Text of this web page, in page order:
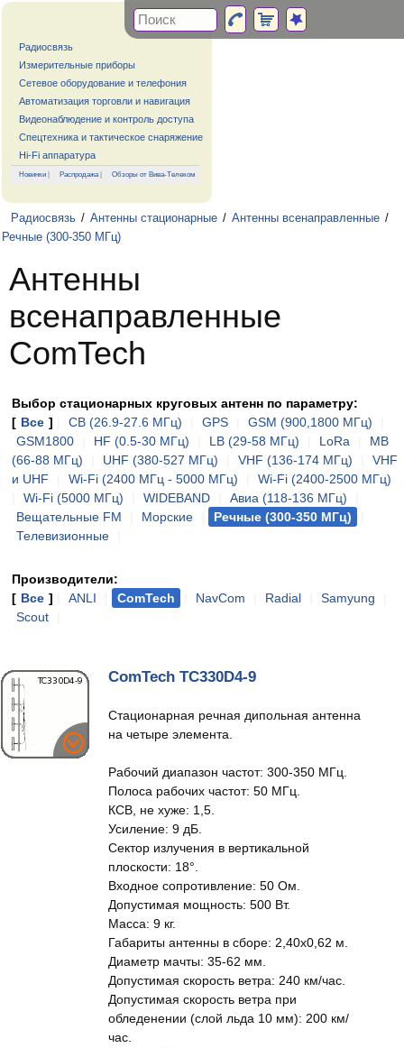
Радиосвязь
Измерительные приборы
Сетевое оборудование и телефония
Автоматизация торговли и навигация
Видеонаблюдение и контроль доступа
Спецтехника и тактическое снаряжение
Hi-Fi аппаратура
Новинки | Распродажа| Обзоры от Вива-Телеком
Радиосвязь / Антенны стационарные / Антенны всенаправленные /
Речные (300-350 МГц)
Антенны
всенаправленные
ComTech
Выбор стационарных круговых антенн по параметру:
[ Все ] CB (26.9-27.6 МГц) GPS GSM (900,1800 МГц)
GSM1800
HF (0.5-30 МГц) LB (29-58 МГц) LoRa
MB
(66-88 МГц)
UHF (380-527 МГц) VHF (136-174 МГц)
VHF
и UHF
Wi-Fi (2400 МГц - 5000 МГц)
Wi-Fi (2400-2500 МГц)
Wi-Fi (5000 МГц) WIDEBAND Авиа (118-136 МГц)
Вещательные FM
Морские Речные (300-350 МГц)
Телевизионные
Производители:
[ Все ] ANLI ComTech NavCom Radial Samyung
Scout
ComTech TC330D4-9
Стационарная речная дипольная антенна
на четыре элемента.
Рабочий диапазон частот: 300-350 МГц.
Полоса рабочих частот: 50 МГц.
КСВ, не хуже: 1,5.
Усиление: 9 дБ.
Сектор излучения в вертикальной
плоскости: 18°.
Входное сопротивление: 50 Ом.
Допустимая мощность: 500 Вт.
Масса: 9 кг.
Габариты антенны в сборе: 2,40х0,62 м.
Диаметр мачты: 35-62 мм.
Допустимая скорость ветра: 240 км/час.
Допустимая скорость ветра при
обледенении (слой льда 10 мм): 200 км/
час.